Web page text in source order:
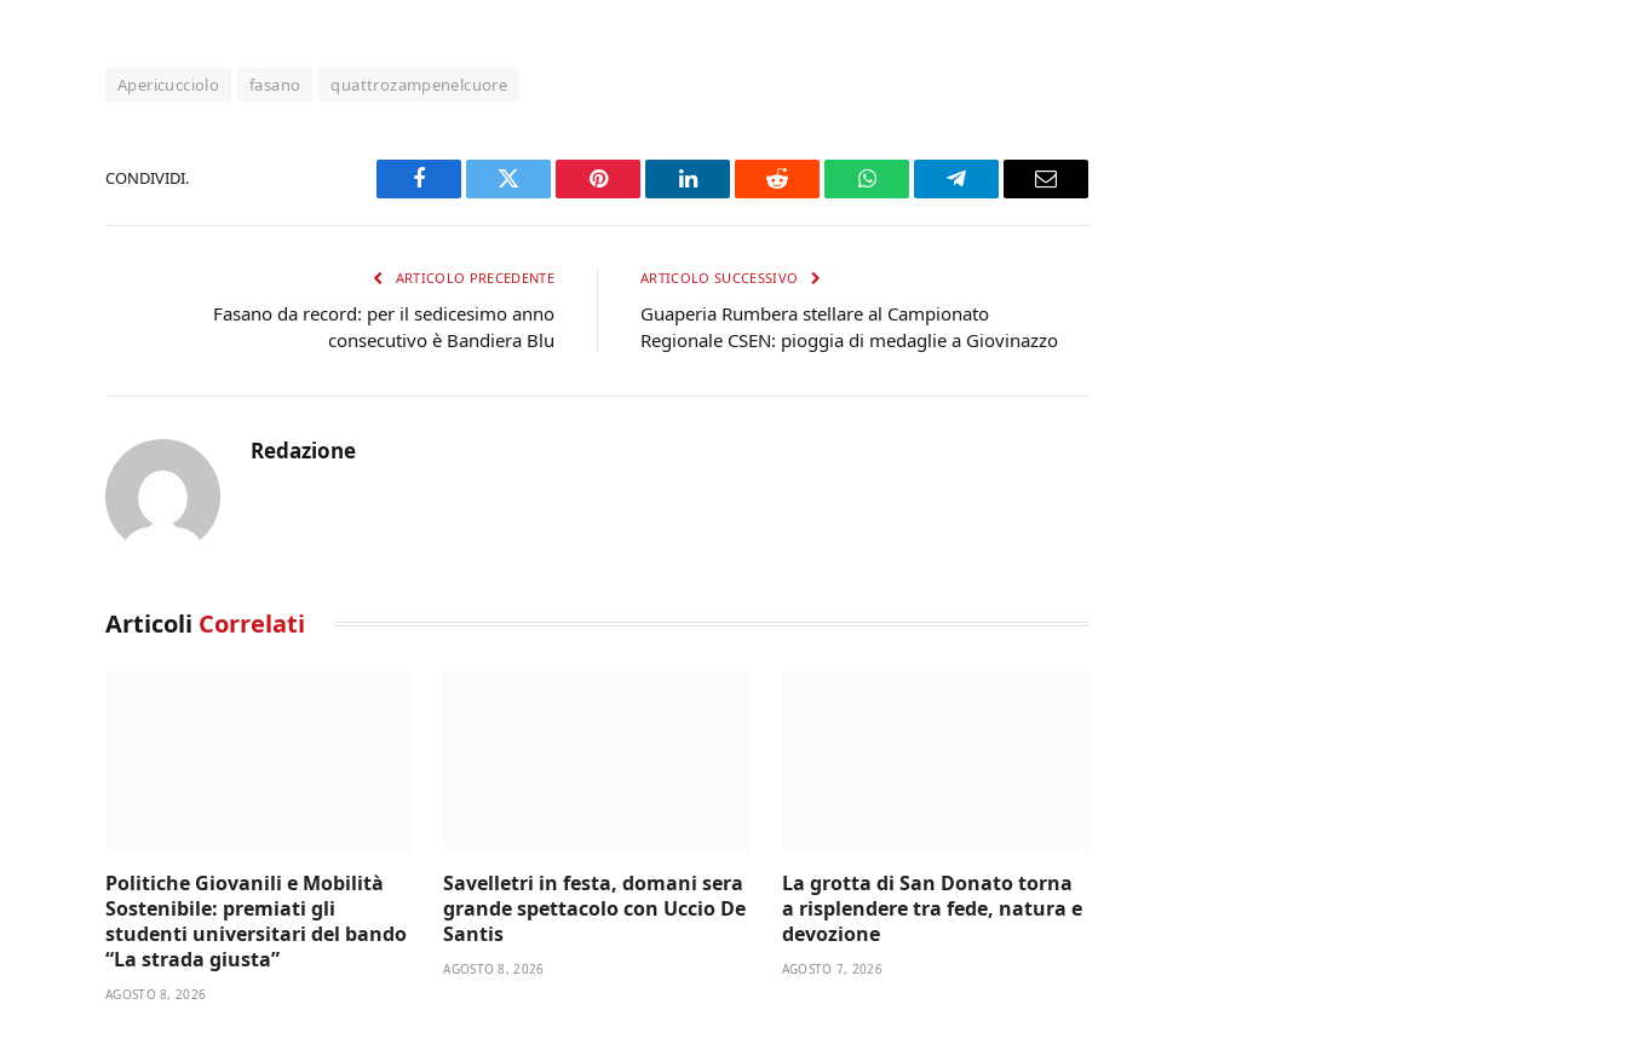
Apericucciolo fasano quattrozampenelcuore
CONDIVIDI.
Facebook Twitter Pinterest LinkedIn Reddit WhatsAppTelegram Email
ARTICOLO PRECEDENTE
Fasano da record: per il sedicesimo anno
consecutivo è Bandiera Blu
ARTICOLO SUCCESSIVO
Guaperia Rumbera stellare al Campionato
Regionale CSEN: pioggia di medaglie a Giovinazzo
Redazione
Articoli Correlati
Politiche Giovanili e Mobilità
Sostenibile: premiati gli
studenti universitari del bando
“La strada giusta”
AGOSTO 8, 2026
Savelletri in festa, domani sera
grande spettacolo con Uccio De
Santis
AGOSTO 8, 2026
La grotta di San Donato torna
a risplendere tra fede, natura e
devozione
AGOSTO 7, 2026